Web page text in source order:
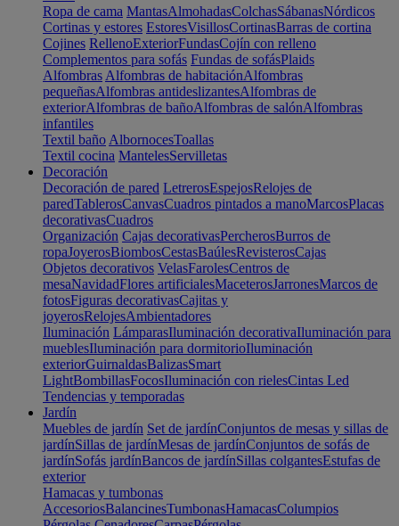
Ropa de cama MantasAlmohadasColchasSábanasNórdicos
Cortinas y estores EstoresVisillosCortinasBarras de cortina
Cojines RellenoExteriorFundasCojín con relleno
Complementos para sofás Fundas de sofásPlaids
Alfombras Alfombras de habitaciónAlfombras
pequeñasAlfombras antideslizantesAlfombras de
exteriorAlfombras de bañoAlfombras de salónAlfombras
infantiles
Textil baño AlbornocesToallas
Textil cocina MantelesServilletas
Decoración
Decoración de pared LetrerosEspejosRelojes de
paredTablerosCanvasCuadros pintados a manoMarcosPlacas
decorativasCuadros
Organización Cajas decorativasPercherosBurros de
ropaJoyerosBiombosCestasBaúlesRevisterosCajas
Objetos decorativos VelasFarolesCentros de
mesaNavidadFlores artificialesMaceterosJarronesMarcos de
fotosFiguras decorativasCajitas y
joyerosRelojesAmbientadores
Iluminación LámparasIluminación decorativaIluminación para
mueblesIluminación para dormitorioIluminación
exteriorGuirnaldasBalizasSmart
LightBombillasFocosIluminación con rielesCintas Led
Tendencias y temporadas
Jardín
Muebles de jardín Set de jardínConjuntos de mesas y sillas de
jardínSillas de jardínMesas de jardínConjuntos de sofás de
jardínSofás jardínBancos de jardínSillas colgantesEstufas de
exterior
Hamacas y tumbonas
AccesoriosBalancinesTumbonasHamacasColumpios